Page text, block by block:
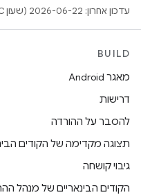
עדכון אחרון: 2026-06-22 (שעון UTC).
BUILD
מאגר Android
דרישות
להסבר על ההורדה
תצוגה מקדימה של הקודים
גיבוי קושחה
הקודים הבינאריים של מנהל